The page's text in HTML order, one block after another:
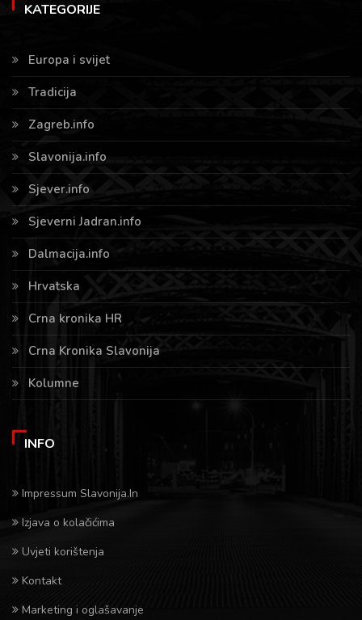
KATEGORIJE
Europa i svijet
Tradicija
Zagreb.info
Slavonija.info
Sjever.info
Sjeverni Jadran.info
Dalmacija.info
Hrvatska
Crna kronika HR
Crna Kronika Slavonija
Kolumne
INFO
Impressum Slavonija.In
Izjava o kolačićima
Uvjeti korištenja
Kontakt
Marketing i oglašavanje